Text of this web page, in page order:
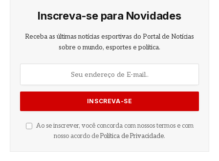
Inscreva-se para Novidades
Receba as últimas notícias esportivas do Portal de Notícias
sobre o mundo, esportes e política.
Ao se inscrever, você concorda com nossos termos e com
nosso acordo de Política de Privacidade.